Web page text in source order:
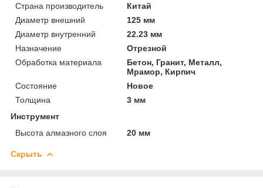
Страна производитель
Китай
Диаметр внешний
125 мм
Диаметр внутренний
22.23 мм
Назначение
Отрезной
Обработка материала
Бетон, Гранит, Металл,
Мрамор, Кирпич
Состояние
Новое
Толщина
3 мм
Инструмент
Высота алмазного слоя
20 мм
Скрыть